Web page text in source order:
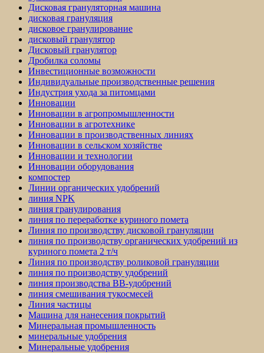
Дисковая грануляторная машина
дисковая грануляция
дисковое гранулирование
дисковый гранулятор
Дисковый гранулятор
Дробилка соломы
Инвестиционные возможности
Индивидуальные производственные решения
Индустрия ухода за питомцами
Инновации
Инновации в агропромышленности
Инновации в агротехнике
Инновации в производственных линиях
Инновации в сельском хозяйстве
Инновации и технологии
Инновации оборудования
компостер
Линии органических удобрений
линия NPK
линия гранулирования
линия по переработке куриного помета
Линия по производству дисковой грануляции
линия по производству органических удобрений из
куриного помета 2 т/ч
Линия по производству роликовой грануляции
линия по производству удобрений
линия производства BB-удобрений
линия смешивания тукосмесей
Линия частицы
Машина для нанесения покрытий
Минеральная промышленность
минеральные удобрения
Минеральные удобрения